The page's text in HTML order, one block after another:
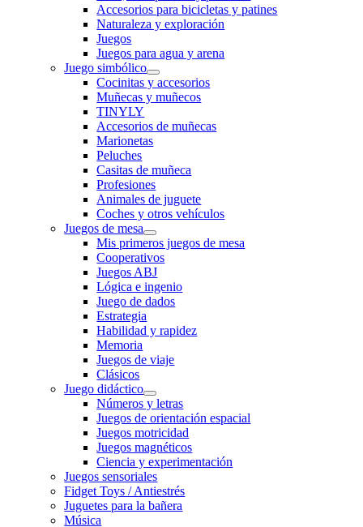
Accesorios para bicicletas y patines
Naturaleza y exploración
Juegos
Juegos para agua y arena
Juego simbólico
Cocinitas y accesorios
Muñecas y muñecos
TINYLY
Accesorios de muñecas
Marionetas
Peluches
Casitas de muñeca
Profesiones
Animales de juguete
Coches y otros vehículos
Juegos de mesa
Mis primeros juegos de mesa
Cooperativos
Juegos ABJ
Lógica e ingenio
Juego de dados
Estrategia
Habilidad y rapidez
Memoria
Juegos de viaje
Clásicos
Juego didáctico
Números y letras
Juegos de orientación espacial
Juegos motricidad
Juegos magnéticos
Ciencia y experimentación
Juegos sensoriales
Fidget Toys / Antiestrés
Juguetes para la bañera
Música